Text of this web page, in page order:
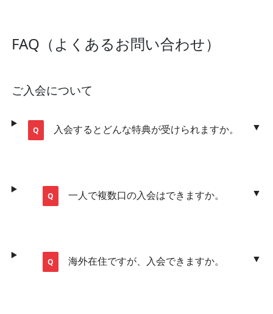
FAQ（よくあるお問い合わせ）
ご入会について
入会するとどんな特典が受けられますか。
一人で複数口の入会はできますか。
海外在住ですが、入会できますか。